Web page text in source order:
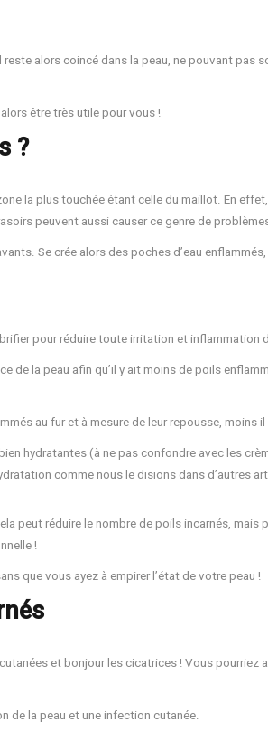
alors coincé dans la peau, ne pouvant pas
être très utile pour vous !
?
la plus touchée étant celle du maillot. En
peuvent aussi causer ce genre de
Se crée alors des poches d’eau
pour réduire toute irritation et inflammation
de la peau afin qu’il y ait moins de poils
au fur et à mesure de leur repousse, moins il
hydratantes (à ne pas confondre avec les
comme nous le disions dans d’autres
peut réduire le nombre de poils incarnés, mais
!
que vous ayez à empirer l’état de votre peau !
et bonjour les cicatrices ! Vous
de la peau et une infection cutanée.